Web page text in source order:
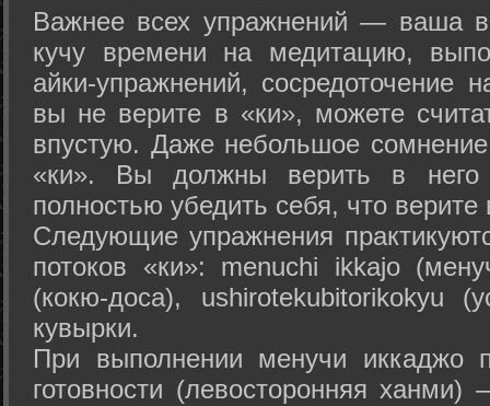
Важнее всех упражнений — ваша
кучу времени на медитацию,
айки-упражнений, сосредоточение
вы не верите в «ки», можете
впустую. Даже небольшое сомнение
«ки». Вы должны верить в
полностью убедить себя, что верите
Следующие упражнения
потоков «ки»: menuchi ikkajo
(кокю-доса), ushiro­tekubitori­kokyu
кувырки.
При выполнении менучи иккаджо
готовности (левосторонняя